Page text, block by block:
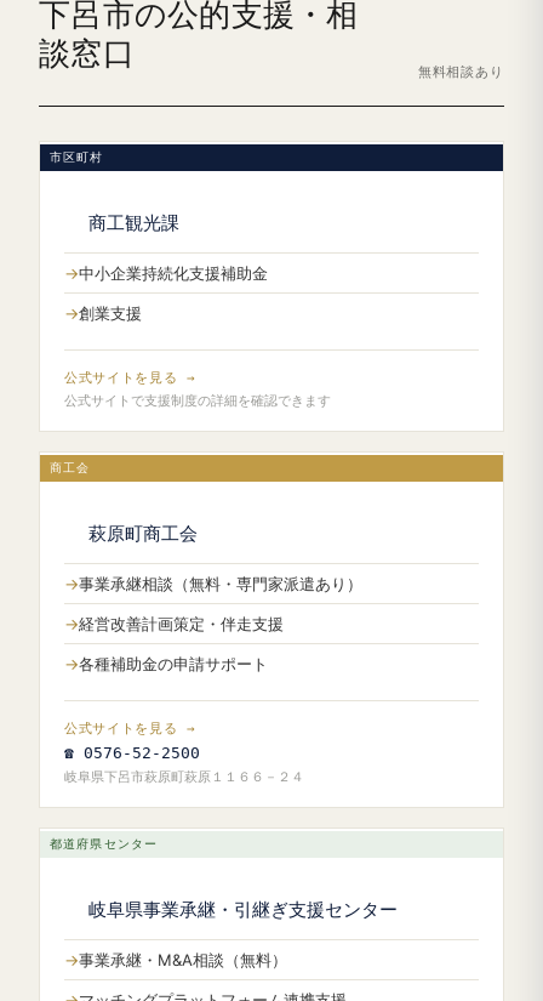
下呂市の公的支援・相
談窓口
無料相談あり
市区町村
商工観光課
中小企業持続化支援補助金
創業支援
公式サイトを見る →
公式サイトで支援制度の詳細を確認できます
商工会
萩原町商工会
事業承継相談（無料・専門家派遣あり）
経営改善計画策定・伴走支援
各種補助金の申請サポート
公式サイトを見る →
☎ 0576-52-2500
岐阜県下呂市萩原町萩原１１６６－２４
都道府県センター
岐阜県事業承継・引継ぎ支援センター
事業承継・M&A相談（無料）